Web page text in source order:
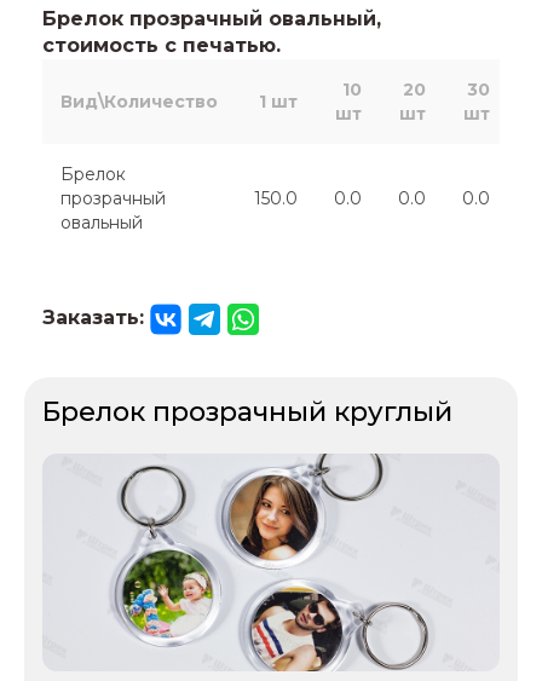
Брелок прозрачный овальный,
стоимость с печатью.
Вид\Количество 1 шт
10
шт
20
шт
30
шт
Брелок
прозрачный
овальный
150.0 0.0 0.0 0.0
Заказать:
Брелок прозрачный круглый